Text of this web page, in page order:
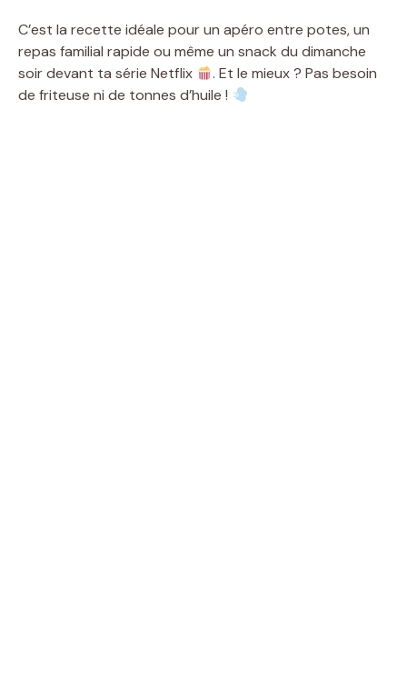
C’est la recette idéale pour un apéro entre potes, un
repas familial rapide ou même un snack du dimanche
soir devant ta série Netflix
. Et le mieux ? Pas besoin
de friteuse ni de tonnes d’huile !